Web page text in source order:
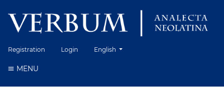
Registration Login Change the language. The current
English
MENU